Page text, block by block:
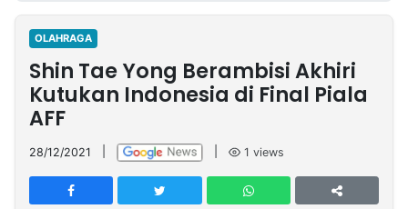
Nasional
International
Olahraga
Entertainment
Daerah
Pariwisata
Kuliner
Kolom
Network
PT
TREETAN
OLAHRAGA
Shin Tae Yong Berambisi Akhiri
Kutukan Indonesia di Final Piala
AFF
28/12/2021 1 views